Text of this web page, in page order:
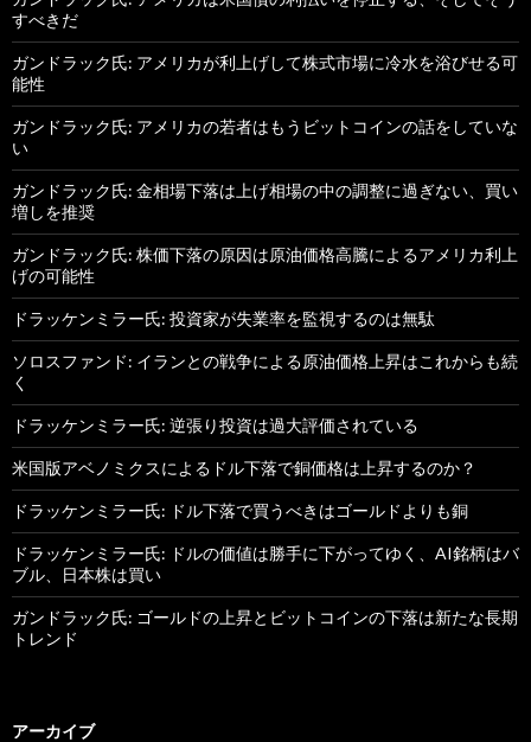
すべきだ
ガンドラック氏: アメリカが利上げして株式市場に冷水を浴びせる可
能性
ガンドラック氏: アメリカの若者はもうビットコインの話をしていな
い
ガンドラック氏: 金相場下落は上げ相場の中の調整に過ぎない、買い
増しを推奨
ガンドラック氏: 株価下落の原因は原油価格高騰によるアメリカ利上
げの可能性
ドラッケンミラー氏: 投資家が失業率を監視するのは無駄
ソロスファンド: イランとの戦争による原油価格上昇はこれからも続
く
ドラッケンミラー氏: 逆張り投資は過大評価されている
米国版アベノミクスによるドル下落で銅価格は上昇するのか？
ドラッケンミラー氏: ドル下落で買うべきはゴールドよりも銅
ドラッケンミラー氏: ドルの価値は勝手に下がってゆく、AI銘柄はバ
ブル、日本株は買い
ガンドラック氏: ゴールドの上昇とビットコインの下落は新たな長期
トレンド
アーカイブ